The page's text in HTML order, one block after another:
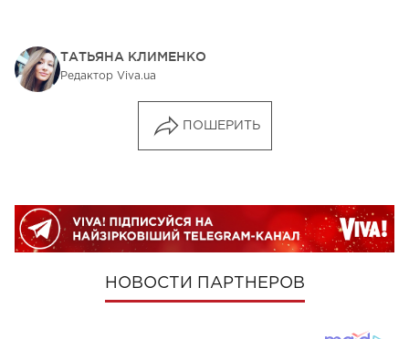
ТАТЬЯНА КЛИМЕНКО
Редактор Viva.ua
ПОШЕРИТЬ
НОВОСТИ ПАРТНЕРОВ